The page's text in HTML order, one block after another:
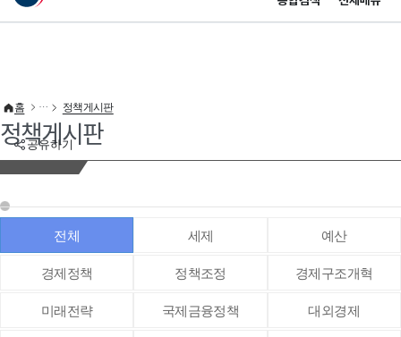
이 누리집은 대한민국 공식 전자정부 누리집입니다.
공유하기
홈 정책게시판
정책게시판
전체 세제 예산
경제정책 정책조정 경제구조개혁
미래전략 국제금융정책 대외경제